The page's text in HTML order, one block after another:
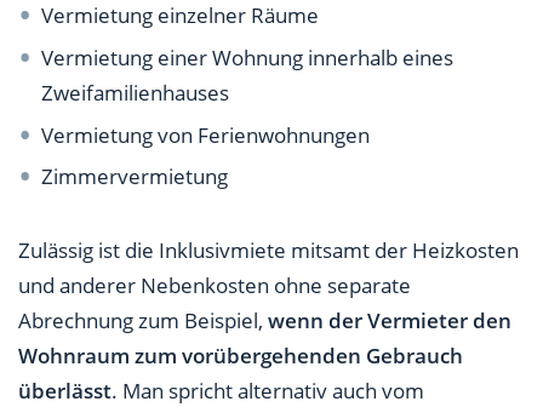
Vermietung einzelner Räume
Vermietung einer Wohnung innerhalb eines
Zweifamilienhauses
Vermietung von Ferienwohnungen
Zimmervermietung
Zulässig ist die Inklusivmiete mitsamt der Heizkosten
und anderer Nebenkosten ohne separate
Abrechnung zum Beispiel, wenn der Vermieter den
Wohnraum zum vorübergehenden Gebrauch
überlässt. Man spricht alternativ auch vom